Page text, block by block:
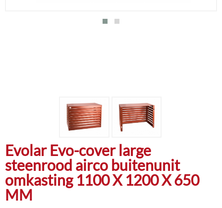
Evolar Evo-cover large
steenrood airco buitenunit
omkasting 1100 X 1200 X 650
MM